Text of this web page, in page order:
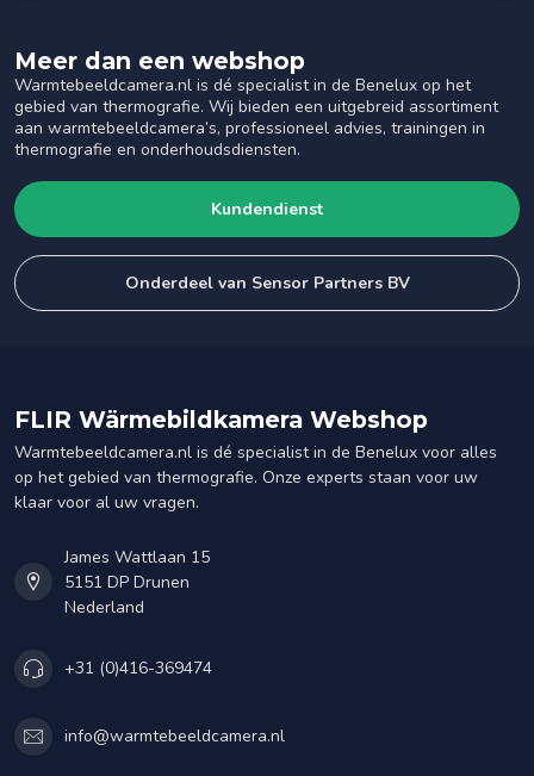
Meer dan een webshop
Warmtebeeldcamera.nl is dé specialist in de Benelux op het
gebied van thermografie. Wij bieden een uitgebreid assortiment
aan warmtebeeldcamera’s, professioneel advies, trainingen in
thermografie en onderhoudsdiensten.
Kundendienst
Onderdeel van Sensor Partners BV
FLIR Wärmebildkamera Webshop
Warmtebeeldcamera.nl is dé specialist in de Benelux voor alles
op het gebied van thermografie. Onze experts staan voor uw
klaar voor al uw vragen.
James Wattlaan 15
5151 DP Drunen
Nederland
+31 (0)416-369474
info@warmtebeeldcamera.nl